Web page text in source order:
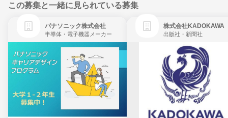
この募集と一緒に見られている募集
パナソニック株式会社
半導体・電子機器メーカー
株式会社KADOKAWA
出版社・新聞社